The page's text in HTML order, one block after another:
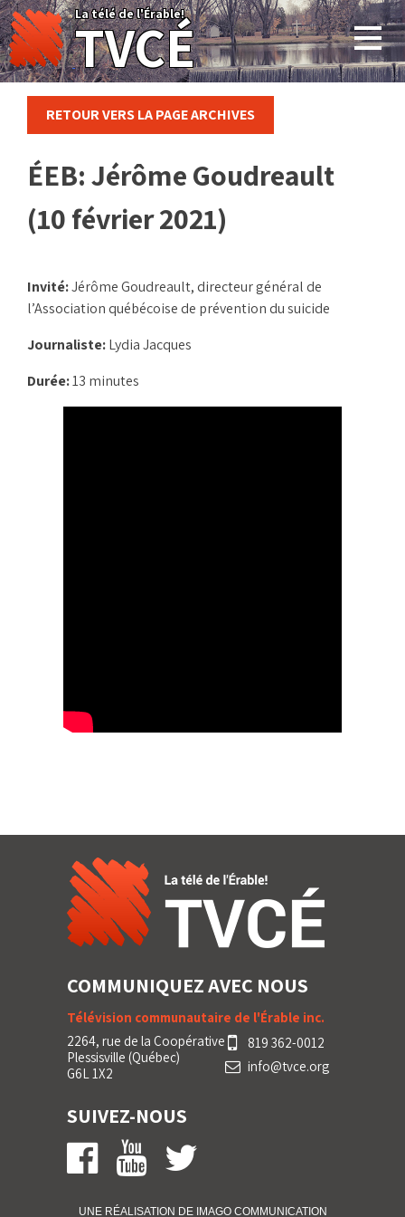
Skip
to
content
La télé de l'Érable!
TVCÉ
RETOUR VERS LA PAGE ARCHIVES
ÉEB: Jérôme Goudreault
(10 février 2021)
Invité:Jérôme Goudreault, directeur général de
l’Association québécoise de prévention du suicide
Journaliste:Lydia Jacques
Durée:13 minutes
COMMUNIQUEZ AVEC NOUS
Télévision communautaire de l'Érable inc.
2264, rue de la Coopérative
Plessisville (Québec)
G6L 1X2
819 362-0012
info@tvce.org
SUIVEZ-NOUS
UNE RÉALISATION DE IMAGOCOMMUNICATION